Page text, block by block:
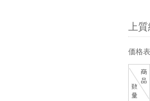
上
価格